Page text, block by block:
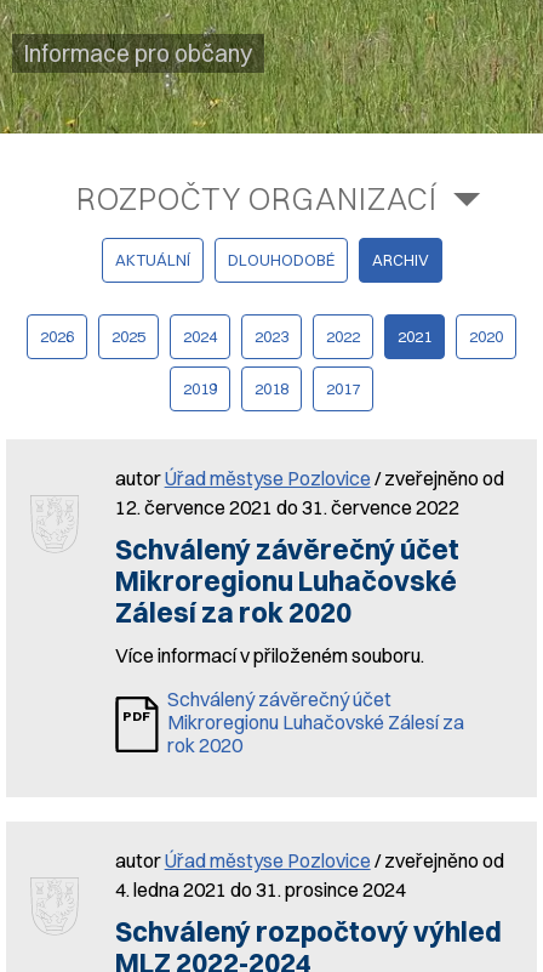
Informace pro občany
ROZPOČTY ORGANIZACÍ
AKTUÁLNÍ DLOUHODOBÉ ARCHIV
2026 2025 2024 2023 2022 2021 2020
2019 2018 2017
autorÚřad městyse Pozlovice / zveřejněno od
12. července 2021 do 31. července 2022
Schválený závěrečný účet
Mikroregionu Luhačovské
Zálesí za rok 2020
Více informací v přiloženém souboru.
Schválený závěrečný účet
Mikroregionu Luhačovské Zálesí za
rok 2020
autorÚřad městyse Pozlovice / zveřejněno od
4. ledna 2021 do 31. prosince 2024
Schválený rozpočtový výhled
MLZ 2022-2024